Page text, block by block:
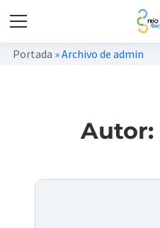
Portada »Archivo de admin
Autor: